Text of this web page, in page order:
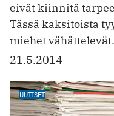
eivät kiinnitä
Tässä kaksitoista
miehet vähättelevät.
21.5.2014
UUTISET